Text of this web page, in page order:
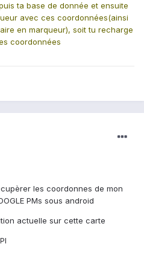
ta base de donnée et ensuite
avec ces coordonnées(ainsi
en marqueur), soit tu recharge
coordonnées
les coordonnes de mon
PMs sous android
actuelle sur cette carte